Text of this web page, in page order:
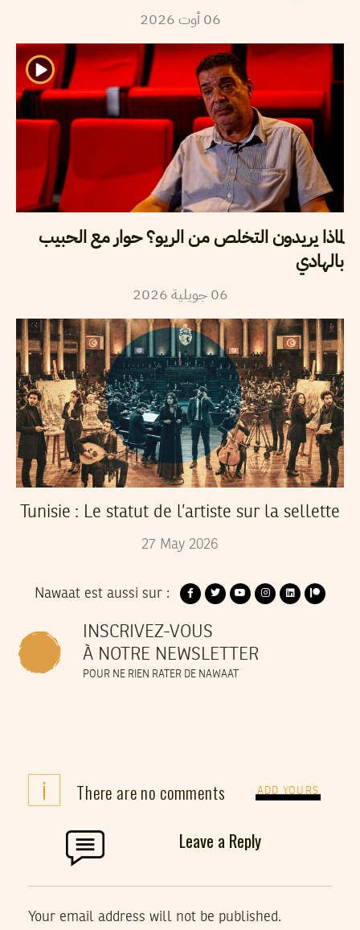
06 أوت2026
لماذا يريدون التخلص من الريو؟ حوار مع الحبيب
بالهادي
06 جويلية2026
Tunisie : Le statut de l’artiste sur la sellette
27 May 2026
Nawaat est aussi sur :
INSCRIVEZ-VOUS
À NOTRE NEWSLETTER
POUR NE RIEN RATER DE NAWAAT
i There are no comments ADD YOURS
Leave a Reply
Your email address will not be published.